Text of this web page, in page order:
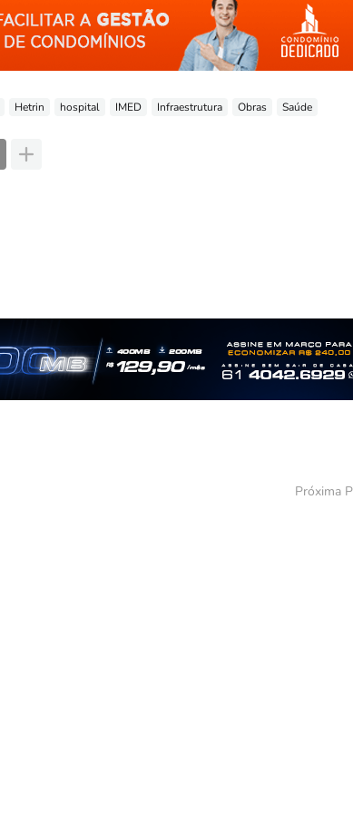
Hetrin hospital IMED Infraestrutura Obras Saúde
Próxima